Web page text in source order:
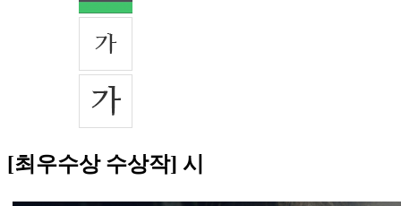
[최우수상 수상작] 시